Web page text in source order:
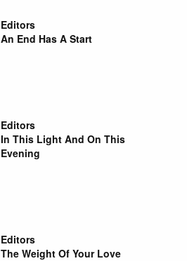
Editors
An End Has A Start
Editors
In This Light And On This
Evening
Editors
The Weight Of Your Love